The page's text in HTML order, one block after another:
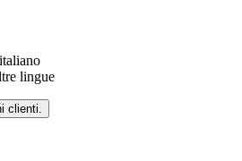
lingue
clienti.